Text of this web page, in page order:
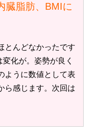
臓脂肪、BMIに
とんどなかったです
化が。姿勢が良く
ように数値として表
ら感じます。次回は